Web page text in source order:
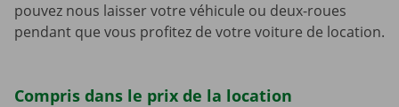
pouvez nous laisser votre véhicule ou deux-roues
pendant que vous profitez de votre voiture de location.
Compris dans le prix de la location